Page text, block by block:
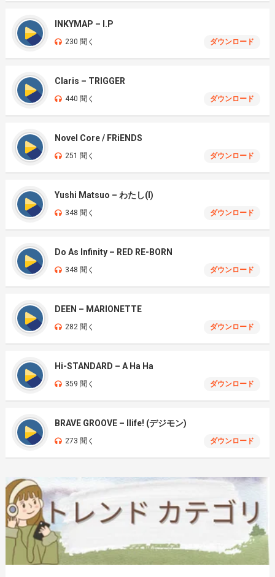
INKYMAP – I.P
230 聞く ダウンロード
Claris – TRIGGER
440 聞く ダウンロード
Novel Core / FRiENDS
251 聞く ダウンロード
Yushi Matsuo – わたし(I)
348 聞く ダウンロード
Do As Infinity – RED RE-BORN
348 聞く ダウンロード
DEEN – MARIONETTE
282 聞く ダウンロード
Hi-STANDARD – A Ha Ha
359 聞く ダウンロード
BRAVE GROOVE – Ilife! (デジモン)
273 聞く ダウンロード